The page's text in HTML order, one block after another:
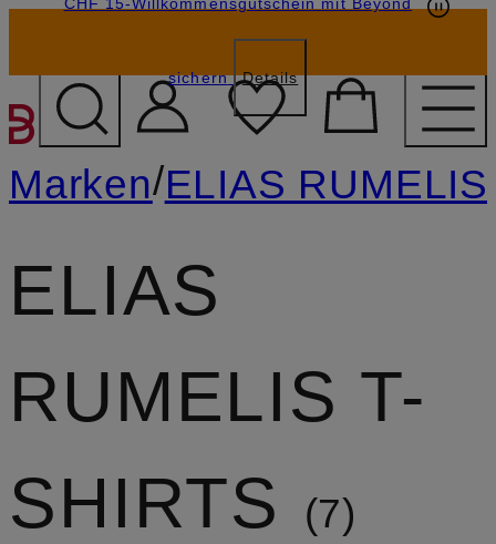
ZUM HAUPTINHALT
sichern Details
Marken/ELIAS RUMELIS
ELIAS
RUMELIS T-
SHIRTS
7